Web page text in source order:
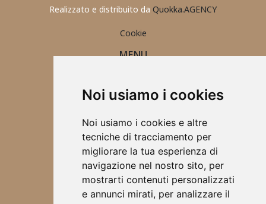
Noi usiamo i cookies
Noi usiamo i cookies e altre
tecniche di tracciamento per
migliorare la tua esperienza di
navigazione nel nostro sito, per
mostrarti contenuti personalizzati
e annunci mirati, per analizzare il
Realizzato e distribuito da Quokka.AGENCY
Cookie
MENU
CONTATTI
ABBIGLIAMENTO 2025
TOVAGLIETTE ALL'AMERICANA
SCRUNCHIES
CHI SONO
DESIGN
BORSE
ABBIGLIAMENTO